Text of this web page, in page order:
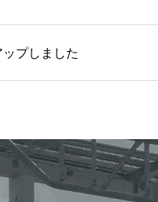
プしました